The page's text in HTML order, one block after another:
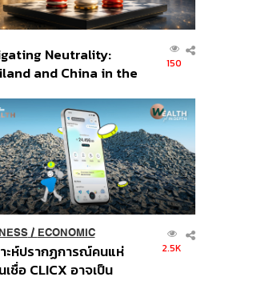
Neutrality:
and China in the
150
/ ECONOMIC
ะห์ปรากฏการณ์คนแห่
ชื่อ CLICX อาจเป็น
2.5K